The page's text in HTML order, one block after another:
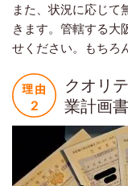
また、状況に応じて
きます。管轄する大
せください。もちろ
クオリ
業計画